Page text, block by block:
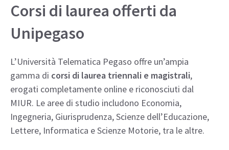
Corsi di laurea offerti da
Unipegaso
L’Università Telematica Pegaso offre un’ampia
gamma di corsi di laurea triennali e magistrali,
erogati completamente online e riconosciuti dal
MIUR. Le aree di studio includono Economia,
Ingegneria, Giurisprudenza, Scienze dell’Educazione,
Lettere, Informatica e Scienze Motorie, tra le altre.